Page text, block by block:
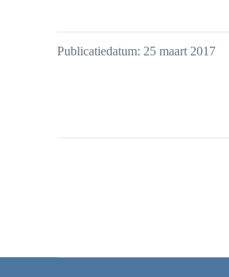
Publicatiedatum: 25 maart 2017